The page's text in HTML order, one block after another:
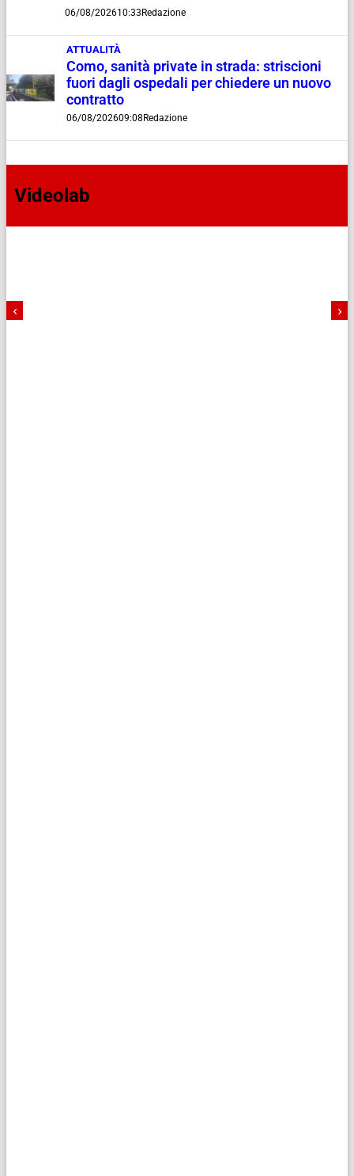
06/08/202610:33 Redazione
ATTUALITÀ
Como, sanità private in strada: striscioni
fuori dagli ospedali per chiedere un nuovo
contratto
06/08/202609:08 Redazione
Videolab
‹ ›